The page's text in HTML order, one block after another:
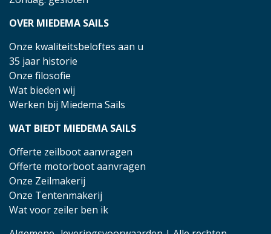
OVER MIEDEMA SAILS
Onze kwaliteitsbeloftes aan u
35 jaar historie
Onze filosofie
Wat bieden wij
Werken bij Miedema Sails
WAT BIEDT MIEDEMA SAILS
Offerte zeilboot aanvragen
Offerte motorboot aanvragen
Onze Zeilmakerij
Onze Tentenmakerij
Wat voor zeiler ben ik